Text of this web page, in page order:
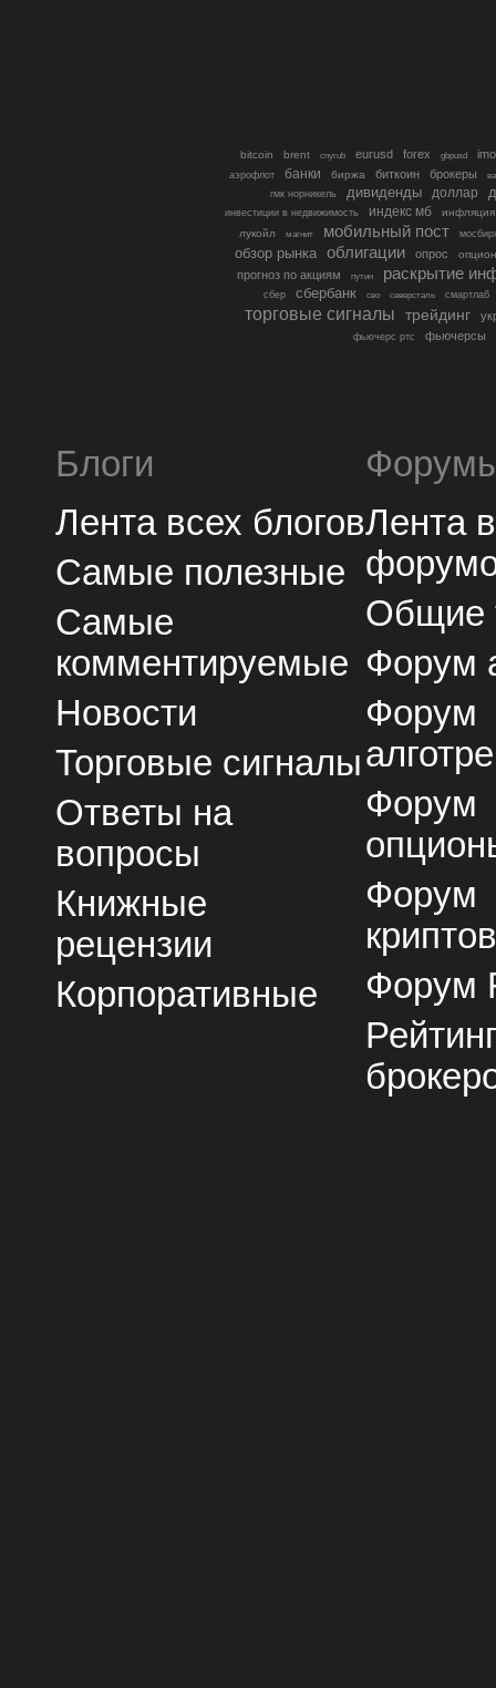
bitcoin brent cnyrub eurusd forex gbpusd
аэрофлот банки биржа биткоин брокеры
гмк норникель
дивиденды доллар
инвестиции в недвижимость индекс мб
инфляция
лукойл
магнит мобильный пост
обзор рынка облигации опрос
прогноз по акциям путин раскрытие
сбер сбербанк сво северсталь смартлаб
торговые сигналы трейдинг
фьючерс ртс фьючерсы
Блоги
Лента всех блогов
Самые полезные
Самые
комментируемые
Новости
Торговые сигналы
Ответы на
вопросы
Книжные
рецензии
Корпоративные
Лента
Общие
Форум
Форум
Форум
Форум
Форум